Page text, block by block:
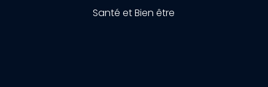
Santé et Bien être